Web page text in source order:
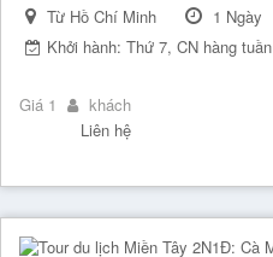
Từ Hồ Chí Minh
1 Ngày
Khởi hành: Thứ 7, CN hàng tuần
Giá 1
khách
Liên hệ